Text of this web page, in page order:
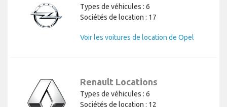
Types de véhicules : 6
Sociétés de location : 17
Voir les voitures de location de Opel
Renault Locations
Types de véhicules : 6
Sociétés de location : 12